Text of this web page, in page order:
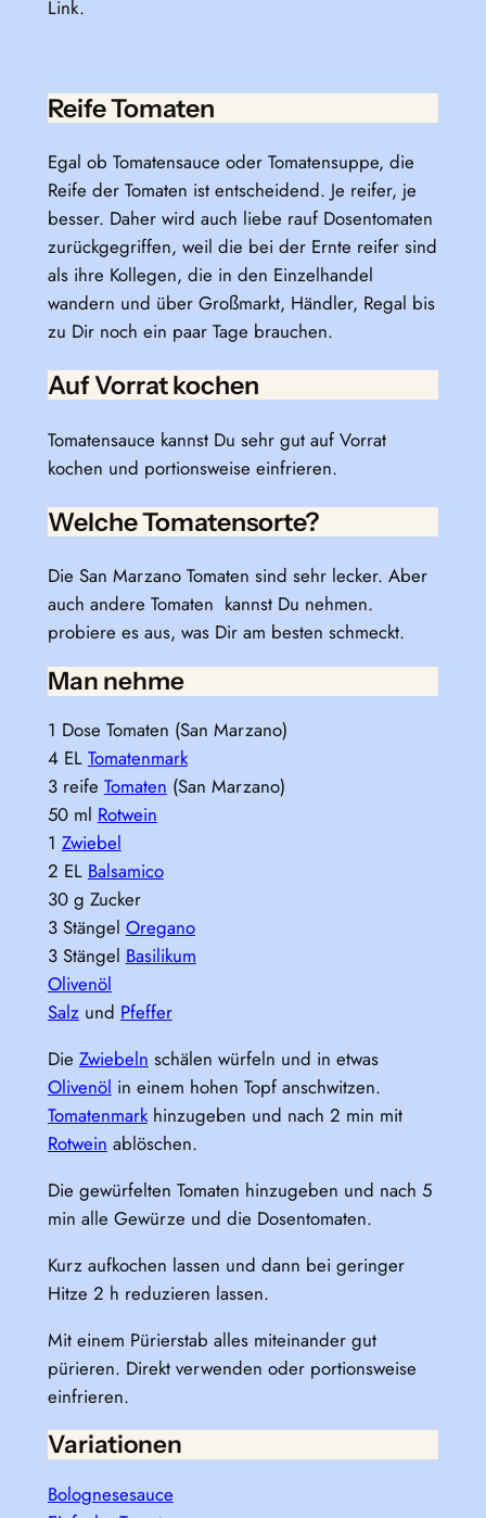
Link.
Reife Tomaten
Egal ob Tomatensauce oder Tomatensuppe, die
Reife der Tomaten ist entscheidend. Je reifer, je
besser. Daher wird auch liebe rauf Dosentomaten
zurückgegriffen, weil die bei der Ernte reifer sind
als ihre Kollegen, die in den Einzelhandel
wandern und über Großmarkt, Händler, Regal bis
zu Dir noch ein paar Tage brauchen.
Auf Vorrat kochen
Tomatensauce kannst Du sehr gut auf Vorrat
kochen und portionsweise einfrieren.
Welche Tomatensorte?
Die San Marzano Tomaten sind sehr lecker. Aber
auch andere Tomaten kannst Du nehmen.
probiere es aus, was Dir am besten schmeckt.
Man nehme
1 Dose Tomaten (San Marzano)
4 EL Tomatenmark
3 reife Tomaten (San Marzano)
50 ml Rotwein
1 Zwiebel
2 EL Balsamico
30 g Zucker
3 Stängel Oregano
3 Stängel Basilikum
Olivenöl
Salzund Pfeffer
Die Zwiebeln schälen würfeln und in etwas
Olivenöl in einem hohen Topf anschwitzen.
Tomatenmarkhinzugeben und nach 2 min mit
Rotwein ablöschen.
Die gewürfelten Tomaten hinzugeben und nach 5
min alle Gewürze und die Dosentomaten.
Kurz aufkochen lassen und dann bei geringer
Hitze 2 h reduzieren lassen.
Mit einem Pürierstab alles miteinander gut
pürieren. Direkt verwenden oder portionsweise
einfrieren.
Variationen
Bolognesesauce